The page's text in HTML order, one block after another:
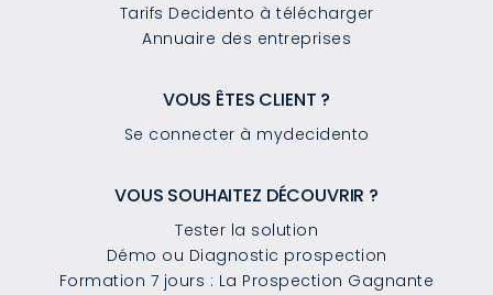
Tarifs Decidento à télécharger
Annuaire des entreprises
VOUS ÊTES CLIENT ?
Se connecter à mydecidento
VOUS SOUHAITEZ DÉCOUVRIR ?
Tester la solution
Démo ou Diagnostic prospection
Formation 7 jours : La Prospection Gagnante